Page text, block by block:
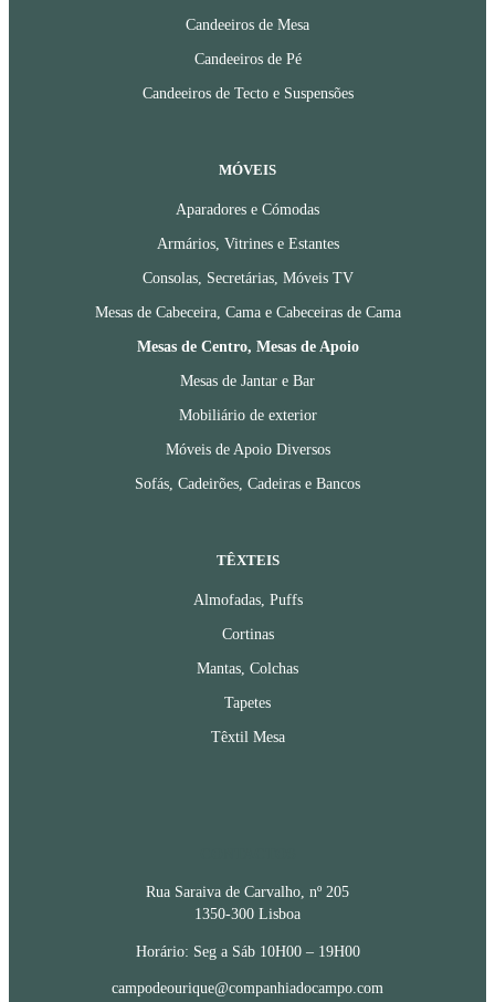
Candeeiros de Mesa
Candeeiros de Pé
Candeeiros de Tecto e Suspensões
MÓVEIS
Aparadores e Cómodas
Armários, Vitrines e Estantes
Consolas, Secretárias, Móveis TV
Mesas de Cabeceira, Cama e Cabeceiras de Cama
Mesas de Centro, Mesas de Apoio
Mesas de Jantar e Bar
Mobiliário de exterior
Móveis de Apoio Diversos
Sofás, Cadeirões, Cadeiras e Bancos
TÊXTEIS
Almofadas, Puffs
Cortinas
Mantas, Colchas
Tapetes
Têxtil Mesa
Rua Saraiva de Carvalho, nº 205
1350-300 Lisboa
Horário: Seg a Sáb 10H00 – 19H00
campodeourique@companhiadocampo.com